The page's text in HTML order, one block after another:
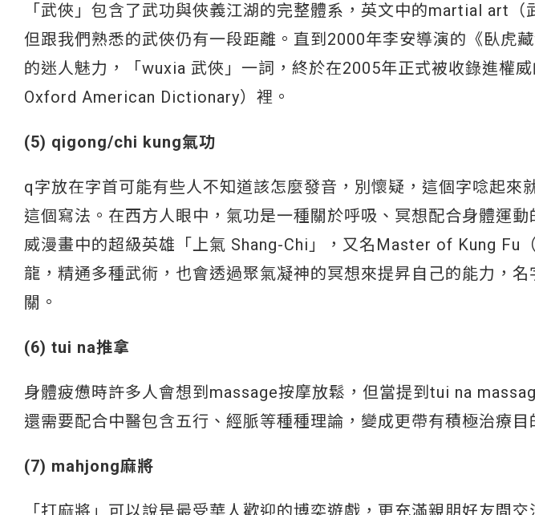
「武俠」包含了武功與俠義江湖的完整體系，英文中的martial art（
但跟我們熟悉的武俠仍有一段距離。直到2000年李安導演的《臥虎
的迷人魅力，「wuxia 武俠」一詞，終於在2005年正式被收錄進權
Oxford American Dictionary）裡。
(5) qigong/chi kung氣功
q字放在字首可能有些人不知道該怎麼發音，別懷疑，這個字唸起來
這個寫法。在西方人眼中，氣功是一種關於呼吸、冥想配合身體運
威漫畫中的超級英雄「上氣 Shang-Chi」，又名Master of Kung Fu
龍，精通多種武術，也會透過聚氣凝神的冥想來提昇自己的能力，
關。
(6) tui na推拿
身體疲憊時許多人會想到massage按摩放鬆，但當提到tui na
還需要配合中醫包含五行、經脈等種種理論，變成更帶有積極治療目
(7) mahjong麻將
「打麻將」可以說是最受華人歡迎的博奕遊戲，更充滿親朋好友間